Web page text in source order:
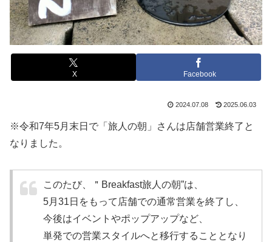
X Facebook
2024.07.08 2025.06.03
※令和7年5月末日で「旅人の朝」さんは店舗営業終了と
なりました。
このたび、＂Breakfast旅人の朝”は、
5月31日をもって店舗での通常営業を終了し、
今後はイベントやポップアップなど、
単発での営業スタイルへと移行することとなり